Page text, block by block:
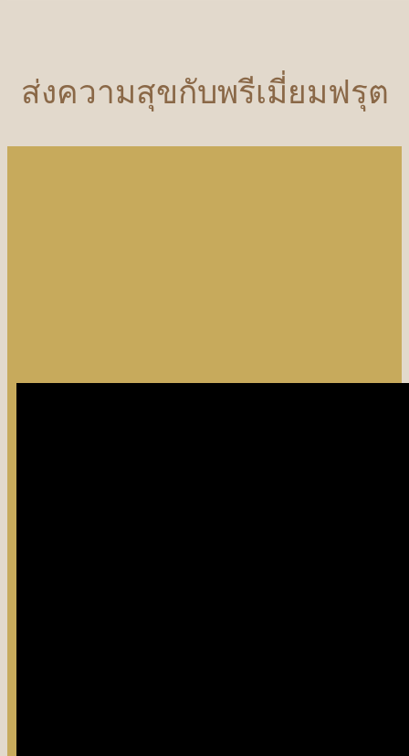
ส่งความสุขกับพรีเมี่ยมฟรุต